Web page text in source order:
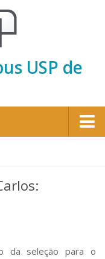
USP de
da seleção para o